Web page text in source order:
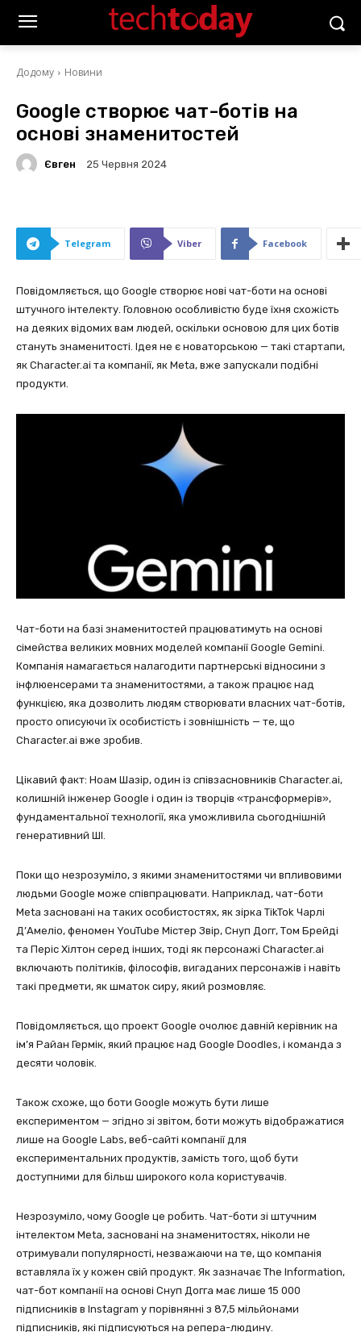
Додому Новини
Google створює чат-ботів на
основі знаменитостей
Євген 25 Червня 2024
Telegram Viber Facebook
Повідомляється, що Google створює нові чат-боти на основі
штучного інтелекту. Головною особливістю буде їхня схожість
на деяких відомих вам людей, оскільки основою для цих ботів
стануть знаменитості. Ідея не є новаторською — такі стартапи,
як Character.ai та компанії, як Meta, вже запускали подібні
продукти.
Чат-боти на базі знаменитостей працюватимуть на основі
сімейства великих мовних моделей компанії Google Gemini.
Компанія намагається налагодити партнерські відносини з
інфлюенсерами та знаменитостями, а також працює над
функцією, яка дозволить людям створювати власних чат-ботів,
просто описуючи їх особистість і зовнішність — те, що
Character.ai вже зробив.
Цікавий факт: Ноам Шазір, один із співзасновників Character.ai,
колишній інженер Google і один із творців «трансформерів»,
фундаментальної технології, яка уможливила сьогоднішній
генеративний ШІ.
Поки що незрозуміло, з якими знаменитостями чи впливовими
людьми Google може співпрацювати. Наприклад, чат-боти
Meta засновані на таких особистостях, як зірка TikTok Чарлі
Д’Амеліо, феномен YouTube Містер Звір, Снуп Догг, Том Брейді
та Періс Хілтон серед інших, тоді як персонажі Character.ai
включають політиків, філософів, вигаданих персонажів і навіть
такі предмети, як шматок сиру, який розмовляє.
Повідомляється, що проект Google очолює давній керівник на
ім’я Райан Гермік, який працює над Google Doodles, і команда з
десяти чоловік.
Також схоже, що боти Google можуть бути лише
експериментом — згідно зі звітом, боти можуть відображатися
лише на Google Labs, веб-сайті компанії для
експериментальних продуктів, замість того, щоб бути
доступними для більш широкого кола користувачів.
Незрозуміло, чому Google це робить. Чат-боти зі штучним
інтелектом Meta, засновані на знаменитостях, ніколи не
отримували популярності, незважаючи на те, що компанія
вставляла їх у кожен свій продукт. Як зазначає The Information,
чат-бот компанії на основі Снуп Догга має лише 15 000
підписників в Instagram у порівнянні з 87,5 мільйонами
підписників, які підписуються на репера-людину.